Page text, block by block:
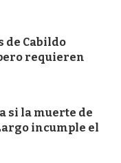
de Cabildo
requieren
si la muerte de
incumple el